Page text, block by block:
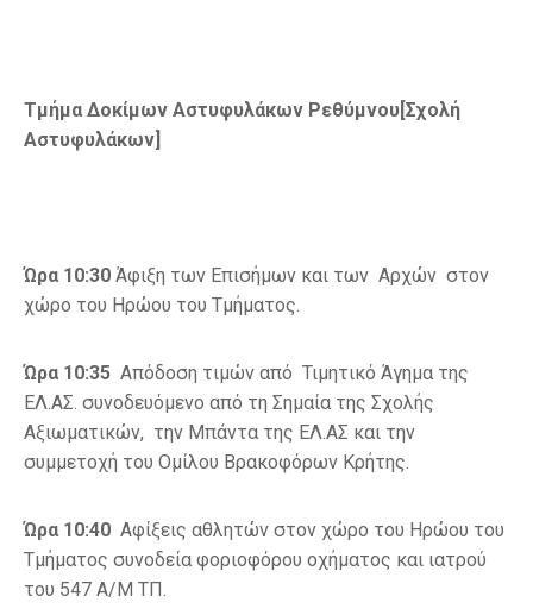
Τμήμα Δοκίμων Αστυφυλάκων Ρεθύμνου[Σχολή
Αστυφυλάκων]
Ώρα 10:30 Άφιξη των Επισήμων και των Αρχών στον
χώρο του Ηρώου του Τμήματος.
Ώρα 10:35 Απόδοση τιμών από Τιμητικό Άγημα της
ΕΛ.ΑΣ. συνοδευόμενο από τη Σημαία της Σχολής
Αξιωματικών, την Μπάντα της ΕΛ.ΑΣ και την
συμμετοχή του Ομίλου Βρακοφόρων Κρήτης.
Ώρα 10:40 Αφίξεις αθλητών στον χώρο του Ηρώου του
Τμήματος συνοδεία φοριοφόρου οχήματος και ιατρού
του 547 Α/Μ ΤΠ.